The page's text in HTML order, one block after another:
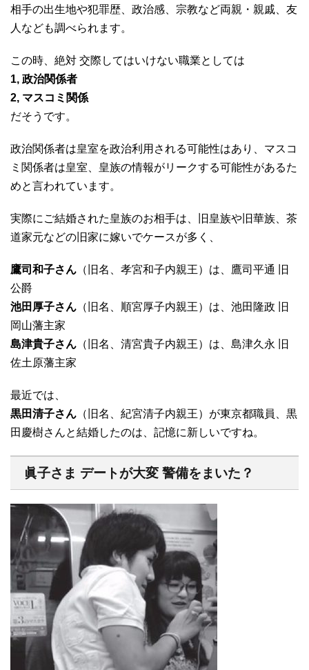
相手の出生地や犯罪歴、政治感、宗教など両親・親戚、友
人なども調べられます。
この時、絶対 交際してはいけない職業としては
1, 政治関係者
2, マスコミ関係
だそうです。
政治関係者は皇室を政治利用される可能性はあり、マスコ
ミ関係者は皇室、皇族の情報がリークする可能性があるた
めと言われています。
実際にご結婚された皇族のお相手は、旧皇族や旧華族、茶
道家元などの旧家に嫁いでケースが多く、
鷹司和子さん （旧名、孝宮和子内親王）は、鷹司平通 旧
公爵
池田厚子さん （旧名、順宮厚子内親王）は、池田隆政 旧
岡山藩主家
島津貴子さん （旧名、清宮貴子内親王）は、島津久永 旧
佐土原藩主家
最近では、
黒田清子さん （旧名、紀宮清子内親王）が東京都職員、黒
田慶樹さんと結婚したのは、記憶に新しいですね。
眞子さま デートが大変 警備をまいた？